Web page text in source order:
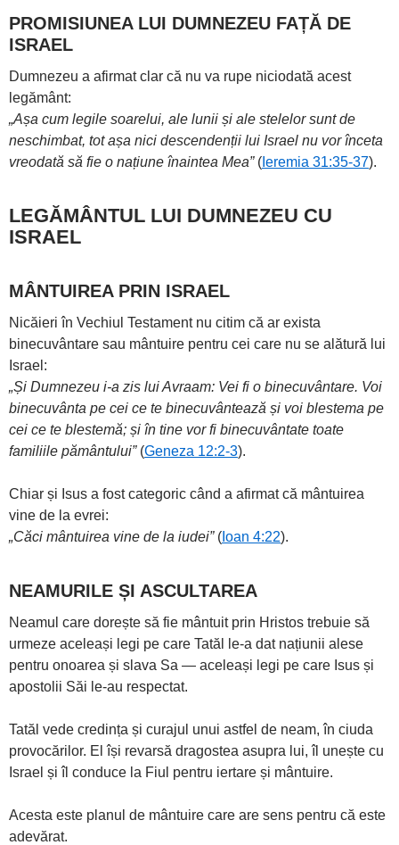
PROMISIUNEA LUI DUMNEZEU FAȚĂ DE
ISRAEL
Dumnezeu a afirmat clar că nu va rupe niciodată acest
legământ:
„Așa cum legile soarelui, ale lunii și ale stelelor sunt de
neschimbat, tot așa nici descendenții lui Israel nu vor înceta
vreodată să fie o națiune înaintea Mea”( Ieremia 31:35-37).
LEGĂMÂNTUL LUI DUMNEZEU CU
ISRAEL
MÂNTUIREA PRIN ISRAEL
Nicăieri în Vechiul Testament nu citim că ar exista
binecuvântare sau mântuire pentru cei care nu se alătură lui
Israel:
„Și Dumnezeu i-a zis lui Avraam: Vei fi o binecuvântare. Voi
binecuvânta pe cei ce te binecuvântează și voi blestema pe
cei ce te blestemă; și în tine vor fi binecuvântate toate
familiile pământului”(Geneza 12:2-3).
Chiar și Isus a fost categoric când a afirmat că mântuirea
vine de la evrei:
„Căci mântuirea vine de la iudei”( Ioan 4:22).
NEAMURILE ȘI ASCULTAREA
Neamul care dorește să fie mântuit prin Hristos trebuie să
urmeze aceleași legi pe care Tatăl le-a dat națiunii alese
pentru onoarea și slava Sa — aceleași legi pe care Isus și
apostolii Săi le-au respectat.
Tatăl vede credința și curajul unui astfel de neam, în ciuda
provocărilor. El își revarsă dragostea asupra lui, îl unește cu
Israel și îl conduce la Fiul pentru iertare și mântuire.
Acesta este planul de mântuire care are sens pentru că este
adevărat.